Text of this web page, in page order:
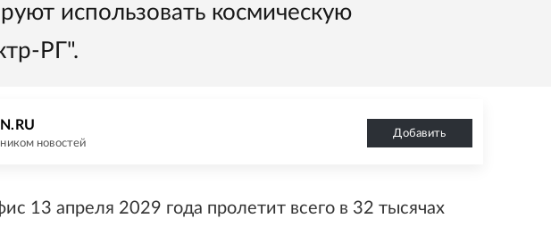
использовать космическую
РГ".
новостей
Добавить
13 апреля 2029 года пролетит всего в 32 тысячах